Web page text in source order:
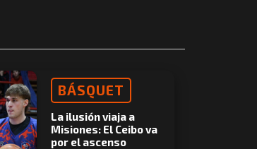
BÁSQUET
La ilusión viaja a
Misiones: El Ceibo va
por el ascenso